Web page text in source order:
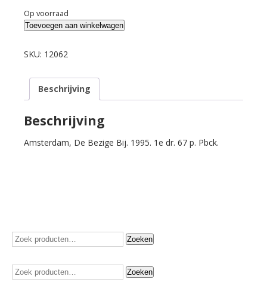
Op voorraad
Zeeman,
Verhoudingen.
Toevoegen aan winkelwagen
SKU: 12062
Beschrijving
Beschrijving
Amsterdam, De Bezige Bij. 1995. 1e dr. 67 p. Pbck.
Zoeken
naar:
Zoeken
Zoeken
naar:
Zoeken